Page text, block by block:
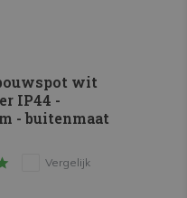
wit
IP44 -
- buitenmaat
Vergelijk